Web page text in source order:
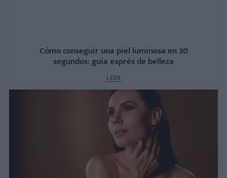
Cómo conseguir una piel luminosa en 30
segundos: guía exprés de belleza
LEER